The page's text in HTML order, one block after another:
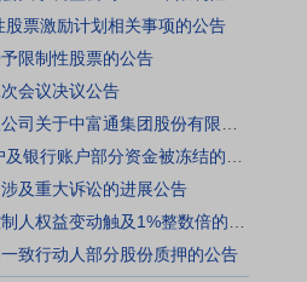
票激励计划相关事项的公告
限制性股票的公告
会议决议公告
及重大诉讼的进展公告
致行动人部分股份质押的公告